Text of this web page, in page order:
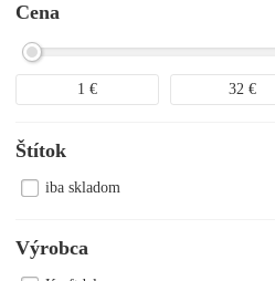
Cena
1 € 32€
Štítok
iba skladom
Výrobca